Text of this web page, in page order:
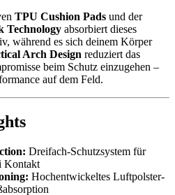
TPU Cushion Pads und der
Technology absorbiert dieses
während es sich deinem Körper
Arch Design reduziert das
beim Schutz einzugehen –
auf dem Feld.
Dreifach-Schutzsystem für
Kontakt
Hochentwickeltes Luftpolster-